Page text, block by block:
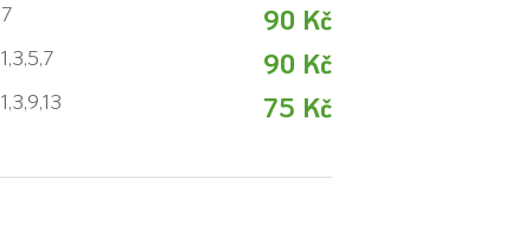
7
90 Kč
1,3,5,7
90 Kč
1,3,9,13 75 Kč